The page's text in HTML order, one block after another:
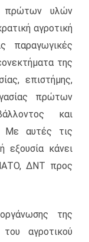
πρώτων υλών
αγροτική
παραγωγικές
της
επιστήμης,
πρώτων
και
Με αυτές τις
εξουσία κάνει
ΔΝΤ προς
της
αγροτικού